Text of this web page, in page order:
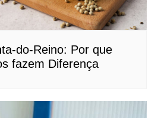
do-Reino: Por que
fazem Diferença